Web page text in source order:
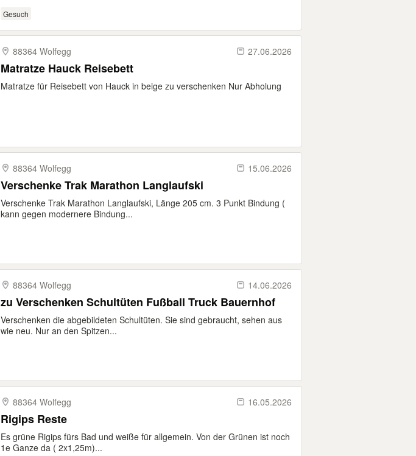
Gesuch
88364 Wolfegg 27.06.2026
Matratze Hauck Reisebett
Matratze für Reisebett von Hauck in beige zu verschenken Nur Abholung
88364 Wolfegg 15.06.2026
Verschenke Trak Marathon Langlaufski
Verschenke Trak Marathon Langlaufski, Länge 205 cm. 3 Punkt Bindung (
kann gegen modernere Bindung...
88364 Wolfegg 14.06.2026
zu Verschenken Schultüten Fußball Truck Bauernhof
Verschenken die abgebildeten Schultüten. Sie sind gebraucht, sehen aus
wie neu. Nur an den Spitzen...
88364 Wolfegg 16.05.2026
Rigips Reste
Es grüne Rigips fürs Bad und weiße für allgemein. Von der Grünen ist noch
1e Ganze da ( 2x1,25m)...